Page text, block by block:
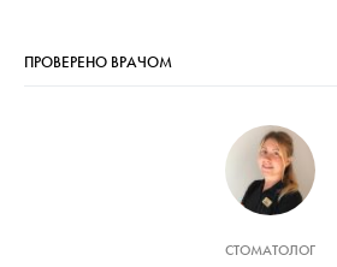
ПРОВЕРЕНО ВРАЧОМ
СТОМАТОЛОГ